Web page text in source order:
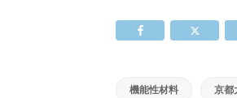
機能性材料 京都